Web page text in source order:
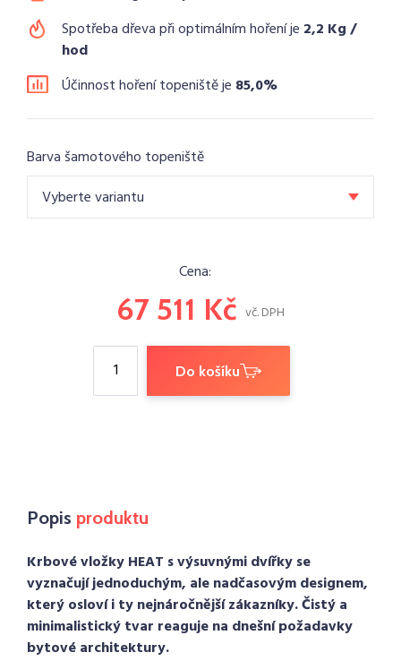
Spotřeba dřeva při optimálním hoření je 2,2 Kg /
hod
Účinnost hoření topeniště je 85,0%
Barva šamotového topeniště
Vyberte variantu
Cena:
67 511 Kč vč. DPH
Do košíku
Popis produktu
Krbové vložky HEAT s výsuvnými dvířky se
vyznačují jednoduchým, ale nadčasovým designem,
který osloví i ty nejnáročnější zákazníky. Čistý a
minimalistický tvar reaguje na dnešní požadavky
bytové architektury.